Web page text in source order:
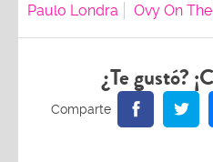
Paulo Londra Ovy On
¿Te gustó?